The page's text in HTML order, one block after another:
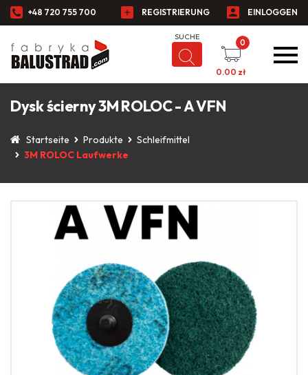
+48 720 755 700 REGISTRIERUNG EINLOGGEN
0
0.00 zł
Dysk ścierny 3M ROLOC - A VFN
Startseite Produkte
Schleifmittel
3M ROLOC Laufwerke